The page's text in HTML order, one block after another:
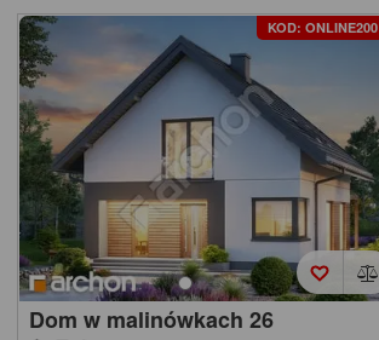
KOD: ONLINE200
Dom w malinówkach 26